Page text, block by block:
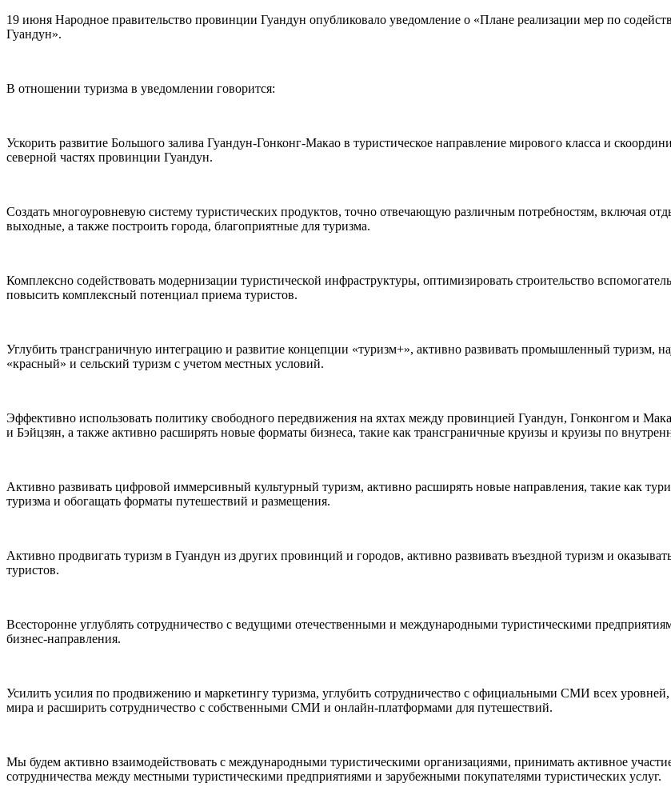
19 июня Народное правительство провинции Гуандун опубликовало уведомление о «Плане реализации мер по
Гуандун».
В отношении туризма в уведомлении говорится:
Ускорить развитие Большого залива Гуандун-Гонконг-Макао в туристическое направление мирового класса и
северной частях провинции Гуандун.
Создать многоуровневую систему туристических продуктов, точно отвечающую различным потребностям, включая
выходные, а также построить города, благоприятные для туризма.
Комплексно содействовать модернизации туристической инфраструктуры, оптимизировать строительство
повысить комплексный потенциал приема туристов.
Углубить трансграничную интеграцию и развитие концепции «туризм+», активно развивать промышленный туризм,
«красный» и сельский туризм с учетом местных условий.
Эффективно использовать политику свободного передвижения на яхтах между провинцией Гуандун, Гонконгом и
и Бэйцзян, а также активно расширять новые форматы бизнеса, такие как трансграничные круизы и круизы по
Активно развивать цифровой иммерсивный культурный туризм, активно расширять новые направления, такие как
туризма и обогащать форматы путешествий и размещения.
Активно продвигать туризм в Гуандун из других провинций и городов, активно развивать въездной туризм и
туристов.
Всесторонне углублять сотрудничество с ведущими отечественными и международными туристическими
бизнес-направления.
Усилить усилия по продвижению и маркетингу туризма, углубить сотрудничество с официальными СМИ всех
мира и расширить сотрудничество с собственными СМИ и онлайн-платформами для путешествий.
Мы будем активно взаимодействовать с международными туристическими организациями, принимать активное
сотрудничества между местными туристическими предприятиями и зарубежными покупателями туристических услуг.